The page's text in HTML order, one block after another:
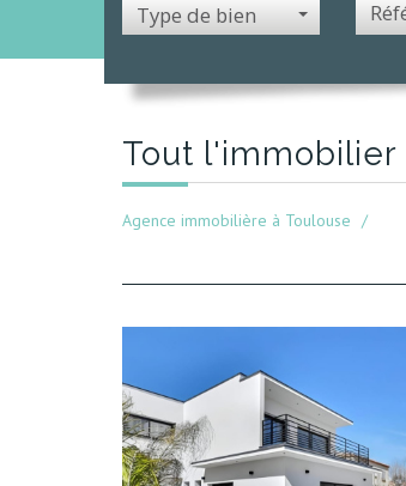
Type de bien
Tout l'immobilier
Agence immobilière à Toulouse